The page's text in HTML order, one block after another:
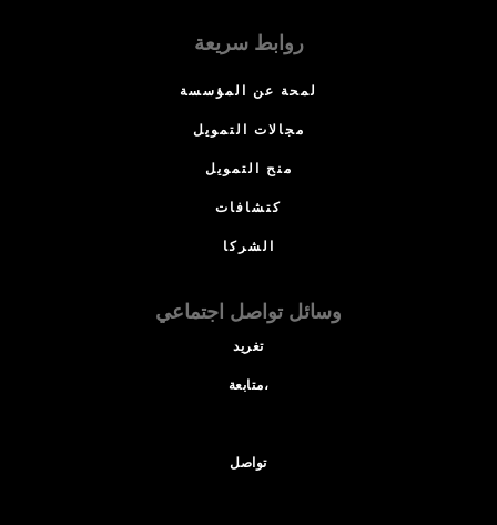
روابط سريعة
لمحة عن المؤسسة
مجالات التمويل
منح التمويل
كتشافات
الشركا
وسائل تواصل اجتماعي
تغريد
متابعة،
تواصل